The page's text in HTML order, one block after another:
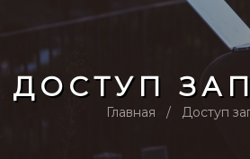
ДОСТУП
Главная Доступ